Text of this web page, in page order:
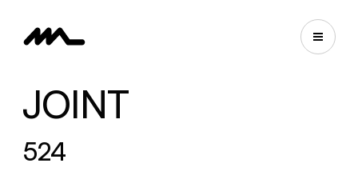
JOINT
524